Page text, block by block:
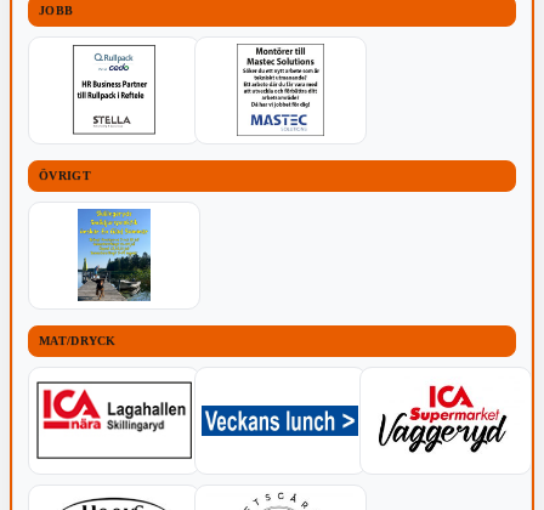
JOBB
ÖVRIGT
MAT/DRYCK